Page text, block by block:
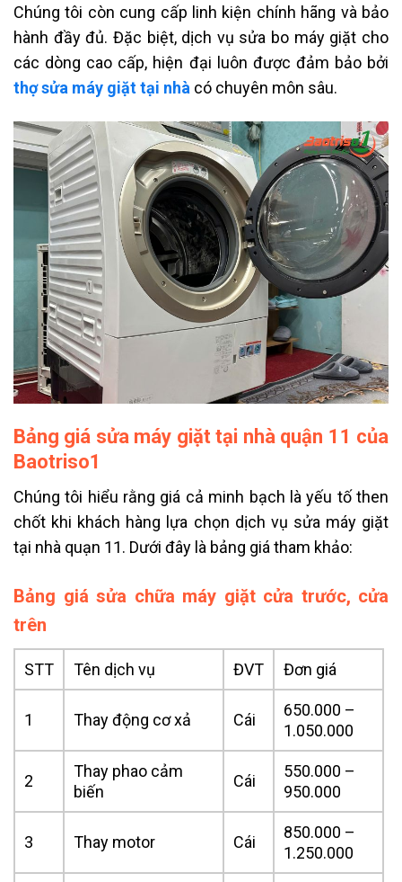
Chúng tôi còn cung cấp linh kiện chính hãng và bảo
hành đầy đủ. Đặc biệt, dịch vụ sửa bo máy giặt cho
các dòng cao cấp, hiện đại luôn được đảm bảo bởi
thợ sửa máy giặt tại nhà có chuyên môn sâu.
Bảng giá sửa máy giặt tại nhà quận 11 của
Baotriso1
Chúng tôi hiểu rằng giá cả minh bạch là yếu tố then
chốt khi khách hàng lựa chọn dịch vụ sửa máy giặt
tại nhà quạn 11. Dưới đây là bảng giá tham khảo:
Bảng giá sửa chữa máy giặt cửa trước, cửa
trên
STT Tên dịch vụ ĐVT Đơn giá
1 Thay động cơ xả Cái
650.000 –
1.050.000
2
Thay phao cảm
biến
Cái
550.000 –
950.000
3 Thay motor Cái
850.000 –
1.250.000